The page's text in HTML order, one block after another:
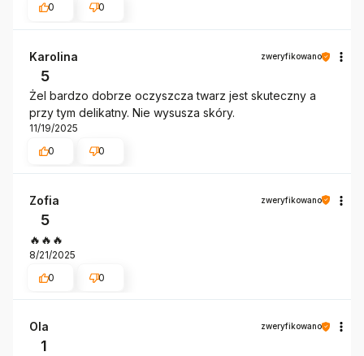
0
0
Karolina zweryfikowano
5
Żel bardzo dobrze oczyszcza twarz jest skuteczny a
przy tym delikatny. Nie wysusza skóry.
11/19/2025
0
0
Zofia zweryfikowano
5
🔥🔥🔥
8/21/2025
0
0
Ola zweryfikowano
1